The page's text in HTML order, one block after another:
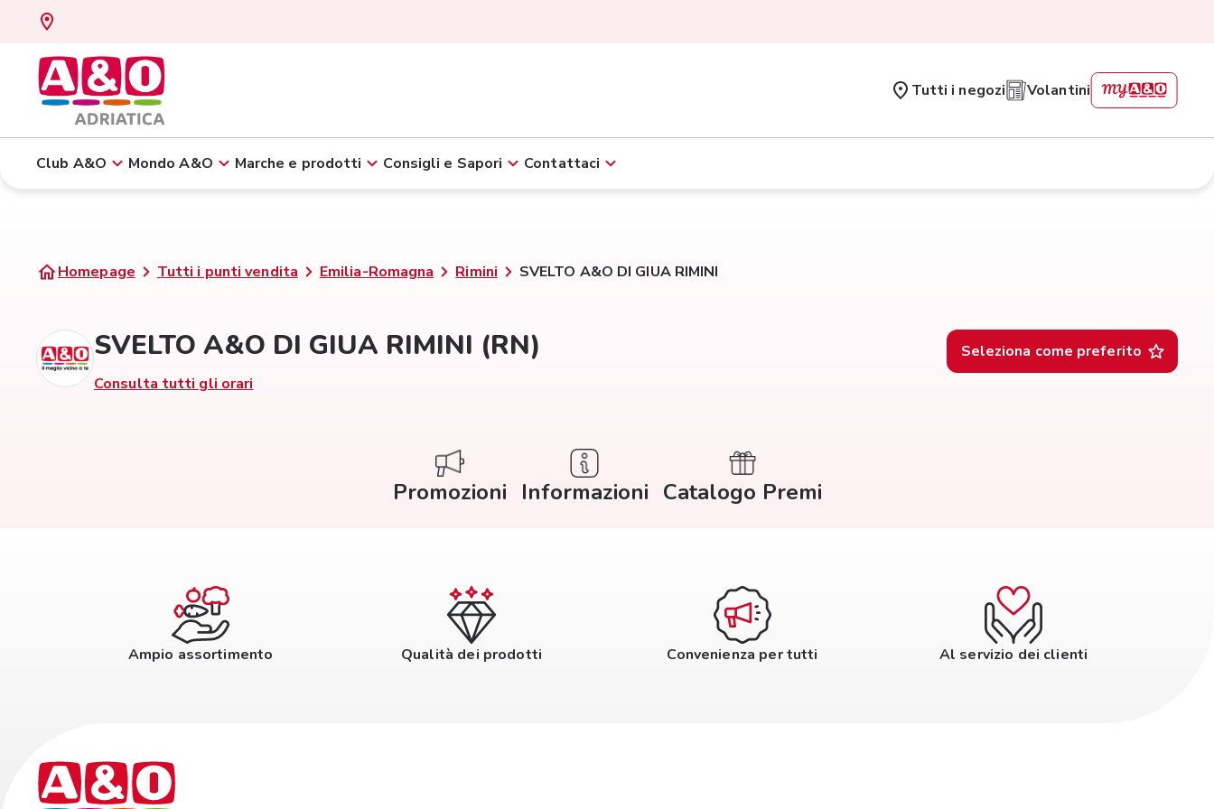
Tutti i negozi Volantini
Club A&O Mondo A&O Marche e prodotti Consigli e Sapori Contattaci
Homepage Tutti i punti vendita Emilia-Romagna Rimini SVELTO A&O DI GIUA RIMINI
SVELTO A&O DI GIUA RIMINI (RN)
Consulta tutti gli orari
Seleziona come preferito
Promozioni Informazioni Catalogo Premi
Ampio assortimento Qualità dei prodotti Convenienza per tutti Al servizio dei clienti